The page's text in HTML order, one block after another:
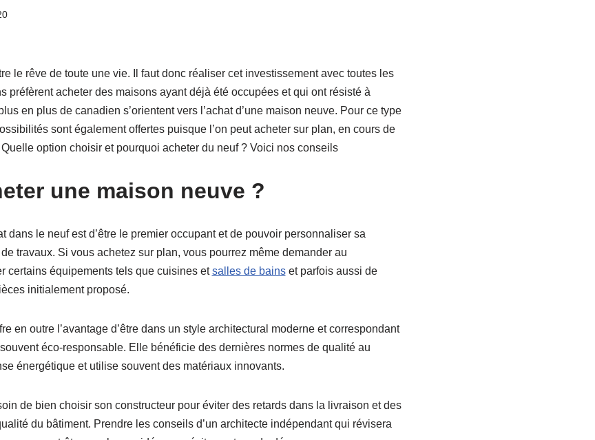
le rêve de toute une vie. Il faut donc réaliser cet investissement avec toutes les
préfèrent acheter des maisons ayant déjà été occupées et qui ont résisté à
en plus de canadien s’orientent vers l’achat d’une maison neuve. Pour ce type
sont également offertes puisque l’on peut acheter sur plan, en cours de
option choisir et pourquoi acheter du neuf ? Voici nos conseils
une maison neuve ?
dans le neuf est d’être le premier occupant et de pouvoir personnaliser sa
travaux. Si vous achetez sur plan, vous pourrez même demander au
certains équipements tels que cuisines etsalles de bainset parfois aussi de
initialement proposé.
en outre l’avantage d’être dans un style architectural moderne et correspondant
éco-responsable. Elle bénéficie des dernières normes de qualité au
énergétique et utilise souvent des matériaux innovants.
de bien choisir son constructeur pour éviter des retards dans la livraison et des
du bâtiment. Prendre les conseils d’un architecte indépendant qui révisera